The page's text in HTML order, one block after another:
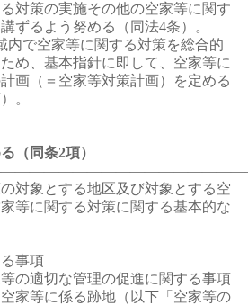
対策の実施その他の空家等に関す
ずるよう努める（同法4条）。
で空家等に関する対策を総合的
め、基本指針に即して、空家等に
画（＝空家等対策計画）を定める
。
（同条2項）
対象とする地区及び対象とする空
等に関する対策に関する基本的な
事項
の適切な管理の促進に関する事項
家等に係る跡地（以下「空家等の